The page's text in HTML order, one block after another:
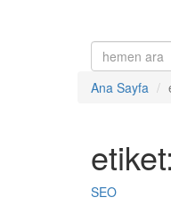
Ana Sayfa
SEO